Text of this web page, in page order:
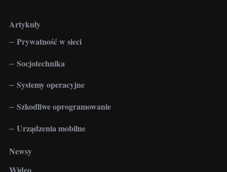
Artykuły
Prywatność w sieci
Socjotechnika
Systemy operacyjne
Szkodliwe oprogramowanie
Urządzenia mobilne
Newsy